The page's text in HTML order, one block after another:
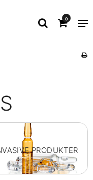
0
PRODUKTER